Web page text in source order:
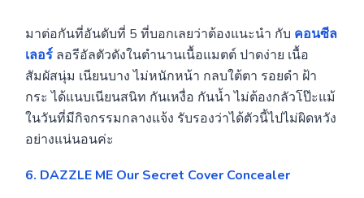
มาต่อกันที่อันดับที่ 5 ที่บอกเลยว่าต้องแนะนำ กับ คอนซีล
เลอร์ ลอรีอัลตัวดังในตำนานเนื้อแมตต์ ปาดง่าย เนื้อ
สัมผัสนุ่ม เนียนบาง ไม่หนักหน้า กลบใต้ตา รอยดำ ฝ้า
กระ ได้แนบเนียนสนิท กันเหงื่อ กันน้ำ ไม่ต้องกลัวโป๊ะแม้
ในวันที่มีกิจกรรมกลางแจ้ง รับรองว่าได้ตัวนี้ไปไม่ผิดหวัง
อย่างแน่นอนค่ะ
6. DAZZLE ME Our Secret Cover Concealer